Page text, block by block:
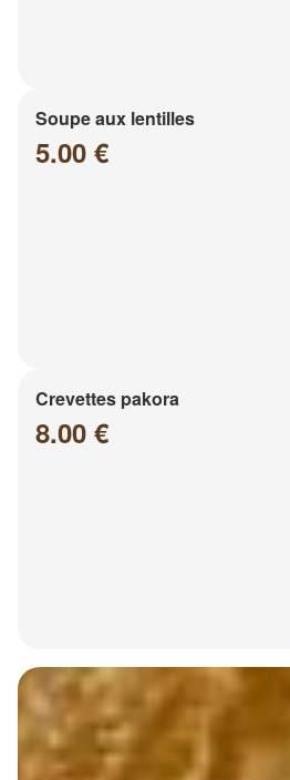
Soupe aux lentilles
5.00 €
Crevettes pakora
8.00 €